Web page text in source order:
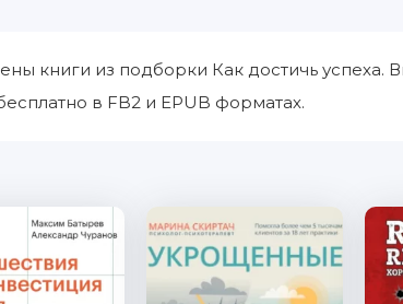
книги из подборки Как достичь успеха.
в FB2 и EPUB форматах.